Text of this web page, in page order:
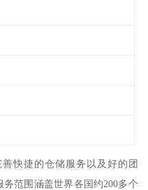
快捷的仓储服务以及好的团
范围涵盖世界各国约200多个